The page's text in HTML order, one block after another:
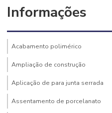
Informações
Acabamento polimérico
Ampliação de construção
Aplicação de para junta serrada
Assentamento de porcelanato